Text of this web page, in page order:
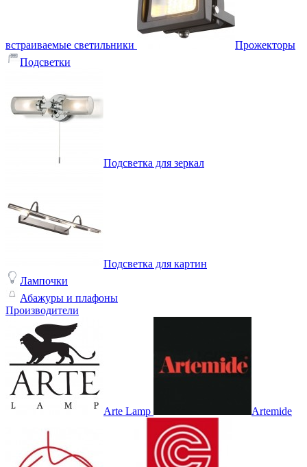
встраиваемые светильники
Прожекторы
Подсветки
Подсветка для зеркал
Подсветка для картин
Лампочки
Абажуры и плафоны
Производители
Arte Lamp Artemide